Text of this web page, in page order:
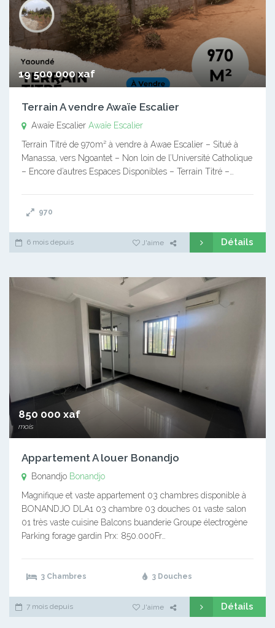
19 500 000 xaf
Terrain A vendre Awaïe Escalier
Awaïe Escalier Awaïe Escalier
Terrain Titré de 970m² à vendre à Awae Escalier – Situé à
Manassa, vers Ngoantet – Non loin de l’Université Catholique
– Encore d’autres Espaces Disponibles – Terrain Titré –…
970
6 mois depuis J'aime Détails
850 000 xaf
mois
Appartement A louer Bonandjo
Bonandjo Bonandjo
Magnifique et vaste appartement 03 chambres disponible à
BONANDJO DLA1 03 chambre 03 douches 01 vaste salon
01 très vaste cuisine Balcons buanderie Groupe électrogène
Parking forage gardin Prx: 850.000Fr…
3 Chambres 3 Douches
7 mois depuis J'aime Détails